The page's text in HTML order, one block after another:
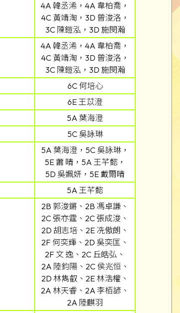
4A 韓丞浠，4A 韋柏喬，
4C 黃靖淘，3D 曾浚洛，
3C 陳鎧泓，3D 施閔瀚
4A 韓丞浠，4A 韋柏喬，
4C 黃靖淘，3D 曾浚洛，
3C 陳鎧泓，3D 施閔瀚
6C 何培心
6E 王苡澄
5A 葉海澄
5C 吳詠琳
5A 葉海澄，5C 吳詠琳，
5E 蕭 晴，5A 王芊懿，
5D 吳姵妍，5E 戴爾晴
5A 王芊懿
2B 郭浚鏘、2B 馮卓謙、
2C 張亦霆、2C 張成浚、
2D 胡志培、2E 冼傲朗、
2F 何奕輝、2D 吳奕匡、
2F 文 逸、2C 丘皓弘、
2A 陸鈞陽、2C 侯兆恒、
2D 林雋叡、2E 林浩權、
2A 林天睿、2A 李栢諺、
2A 陸麒羽